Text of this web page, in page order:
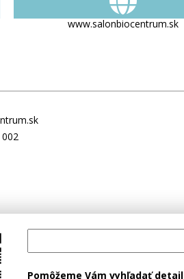
www.salonbiocentrum.sk
Pomôžeme Vám vyhľadať detail